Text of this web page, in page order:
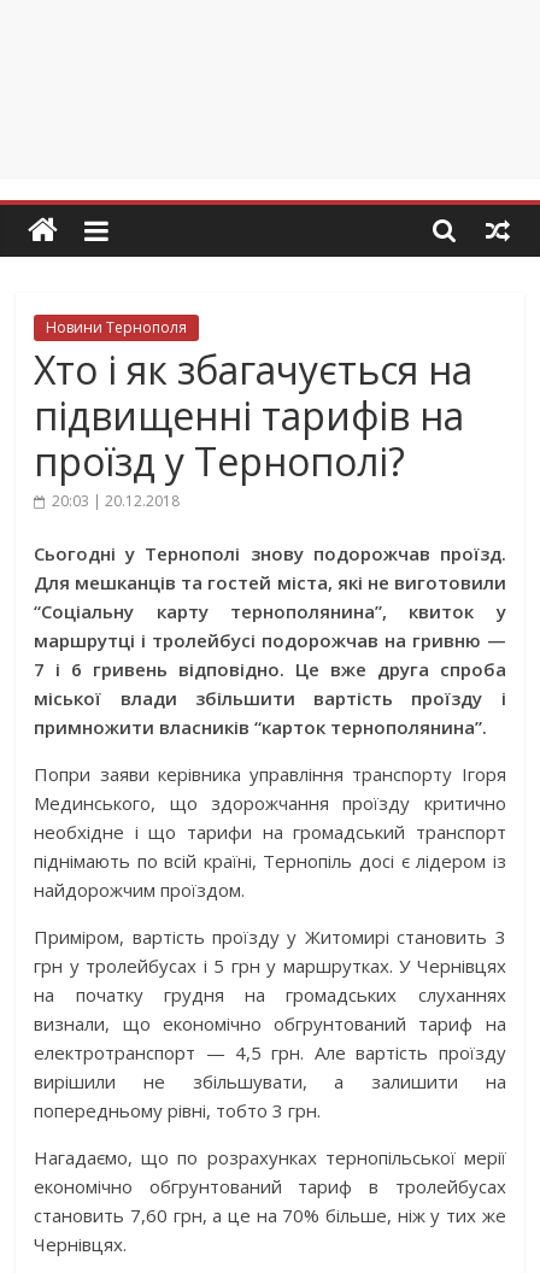
Новини Тернополя
Хто і як збагачується на
підвищенні тарифів на
проїзд у Тернополі?
20:03 | 20.12.2018
Сьогодні у Тернополі знову подорожчав проїзд.
Для мешканців та гостей міста, які не виготовили
“Соціальну карту тернополянина”, квиток у
маршрутці і тролейбусі подорожчав на гривню —
7 і 6 гривень відповідно. Це вже друга спроба
міської влади збільшити вартість проїзду і
примножити власників “карток тернополянина”.
Попри заяви керівника управління транспорту Ігоря
Мединського, що здорожчання проїзду критично
необхідне і що тарифи на громадський транспорт
піднімають по всій країні, Тернопіль досі є лідером із
найдорожчим проїздом.
Приміром, вартість проїзду у Житомирі становить 3
грн у тролейбусах і 5 грн у маршрутках. У Чернівцях
на початку грудня на громадських слуханнях
визнали, що економічно обгрунтований тариф на
електротранспорт — 4,5 грн. Але вартість проїзду
вирішили не збільшувати, а залишити на
попередньому рівні, тобто 3 грн.
Нагадаємо, що по розрахунках тернопільської мерії
економічно обгрунтований тариф в тролейбусах
становить 7,60 грн, а це на 70% більше, ніж у тих же
Чернівцях.